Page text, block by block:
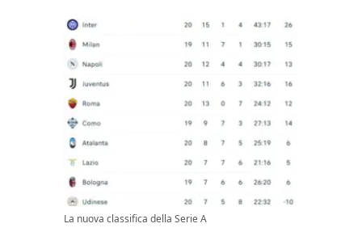
La nuova classifica della Serie A